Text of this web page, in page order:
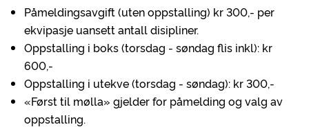
Påmeldingsavgift (uten oppstalling) kr 300,- per
ekvipasje uansett antall disipliner.
Oppstalling i boks (torsdag - søndag flis inkl): kr
600,-
Oppstalling i utekve (torsdag - søndag): kr 300,-
«Først til mølla» gjelder for påmelding og valg av
oppstalling.